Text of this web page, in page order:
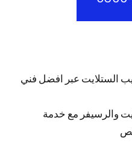
الستلايت عبر افضل فني
والرسيفر مع خدمة